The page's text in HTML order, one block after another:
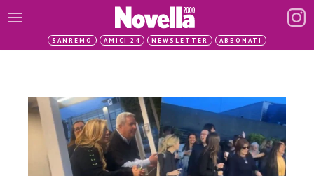
SANREMO AMICI 24 NEWSLETTER ABBONATI